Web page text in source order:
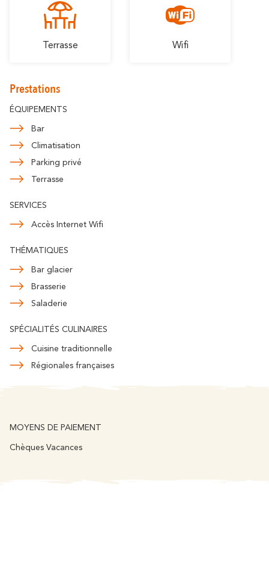
Terrasse Wifi
Prestations
ÉQUIPEMENTS
Bar
Climatisation
Parking privé
Terrasse
SERVICES
Accès Internet Wifi
THÉMATIQUES
Bar glacier
Brasserie
Saladerie
SPÉCIALITÉS CULINAIRES
Cuisine traditionnelle
Régionales françaises
MOYENS DE PAIEMENT
Chèques Vacances